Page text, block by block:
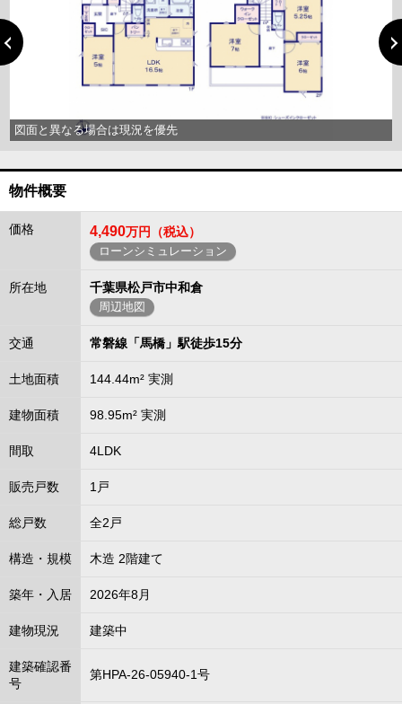
図面と異なる場合は現況を優先
物件概要
価格 4,490万円（税込）
ローンシミュレーション
所在地 千葉県松戸市中和倉
周辺地図
交通 常磐線「馬橋」駅徒歩15分
土地面積 144.44m² 実測
建物面積 98.95m² 実測
間取 4LDK
販売戸数 1戸
総戸数 全2戸
構造・規模 木造 2階建て
築年・入居 2026年8月
建物現況 建築中
建築確認番
号
第HPA-26-05940-1号